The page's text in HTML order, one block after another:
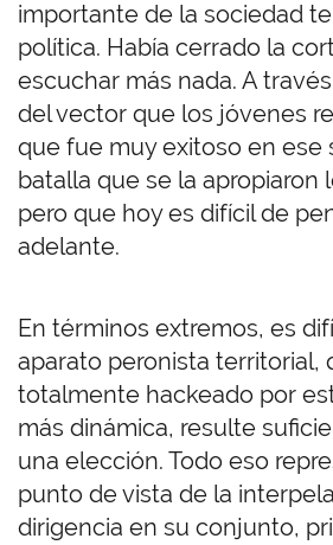
importante de la sociedad
política. Había cerrado la
escuchar más nada. A
del vector que los jóvenes
que fue muy exitoso en ese
batalla que se la apropiaron
pero que hoy es difícil de
adelante.
En términos extremos, es
aparato peronista territorial,
totalmente hackeado por
más dinámica, resulte
una elección. Todo eso
punto de vista de la
dirigencia en su conjunto,